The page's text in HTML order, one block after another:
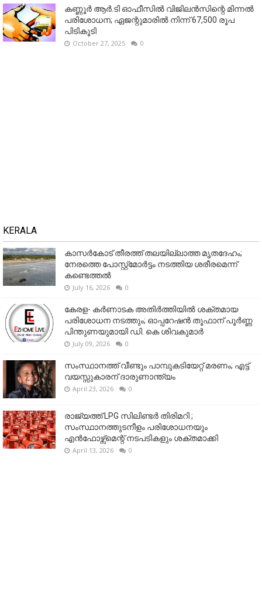
കണ്ണൂര്‍ ആര്‍.ടി ഓഫീസില്‍ വിജിലൻസിന്റെ മിന്നല്‍
പരിശോധന; ഏജന്റുമാരില്‍ നിന്ന് 67,500 രൂപ
പിടികൂടി
October 27, 2025 0
KERALA
കാസർകോട് തീരത്ത് തലയില്ലാത്ത മൃതദേഹം;
നേരത്തെ പോസ്റ്റ്‌മോർട്ടം നടത്തിയ ശരീരമെന്ന്
കണ്ടെത്തൽ
July 16, 2026 0
കേരള- കർണാടക അതിർത്തിയിൽ ശക്തമായ
പരിശോധന നടത്തും; ഓപ്പറേഷൻ തൂഫാന് പൂർണ്ണ
പിന്തുണയുമായി ഡി. കെ ശിവകുമാർ
July 09, 2026 0
സംസ്ഥാനത്ത് വീണ്ടും പാമ്പുകടിയേറ്റ് മരണം; എട്ട്
വയസ്സുകാരന് ദാരുണാന്ത്യം
April 23, 2026 0
രാജ്യത്ത് LPG സിലിണ്ടർ തിരിമറി ;
സംസ്ഥാനത്തുടനീളം പരിശോധനയും
എൻഫോഴ്സ്മെന്റ് നടപടികളും ശക്തമാക്കി
April 13, 2026 0